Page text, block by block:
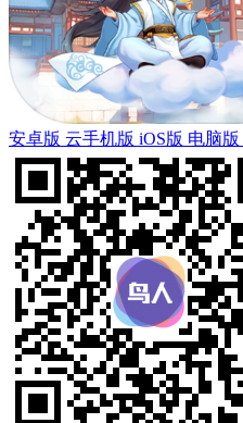
安卓版 云手机版 iOS版 电脑版